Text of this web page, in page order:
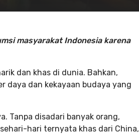
masyarakat Indonesia karena
dan khas di dunia. Bahkan,
daya dan kekayaan budaya yang
Tanpa disadari banyak orang,
hari ternyata khas dari China,